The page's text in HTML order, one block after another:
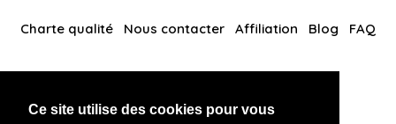
Ce site utilise des cookies pour vous
Charte qualité Nous contacter Affiliation Blog FAQ